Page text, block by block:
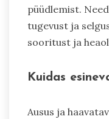
püüdlemist.
tugevust ja
sooritust ja
Kuidas
Ausus ja